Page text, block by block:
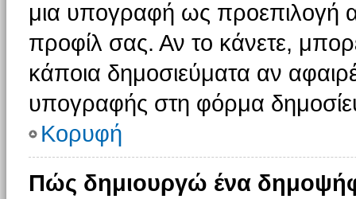
μια υπογραφή ως προεπιλογή
προφίλ σας. Αν το κάνετε,
κάποια δημοσιεύματα αν
υπογραφής στη φόρμα
Κορυφή
Πώς δημιουργώ ένα